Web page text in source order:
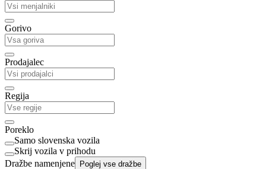
Gorivo
Prodajalec
Regija
Poreklo
Samo slovenska vozila
Skrij vozila v prihodu
Dražbe namenjene Poglej vse dražbe